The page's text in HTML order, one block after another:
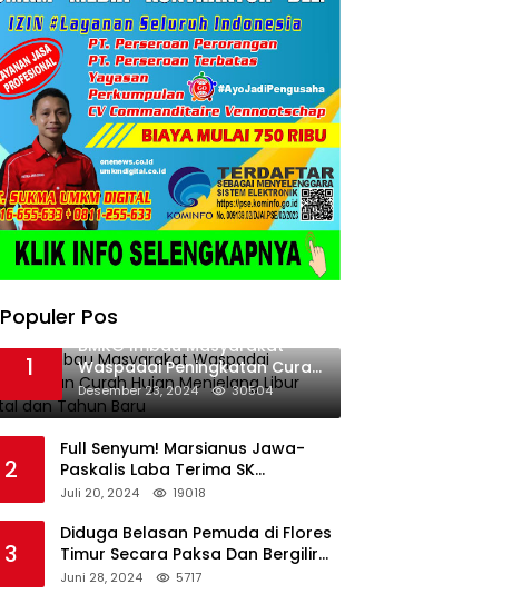
Populer Pos
1
BMKG Imbau Masyarakat
Waspadai Peningkatan Curah
Hujan Menjelang Libur Natal
dan Tahun Baru
Desember 23, 2024 30504
2
Full Senyum! Marsianus Jawa-
Paskalis Laba Terima SK
Dukungan Resmi Untuk Pilkada
Juli 20, 2024 19018
3
Diduga Belasan Pemuda di Flores
Timur Secara Paksa Dan Bergilir
Setubuhi Gadis di Bawah Umur
Juni 28, 2024 5717